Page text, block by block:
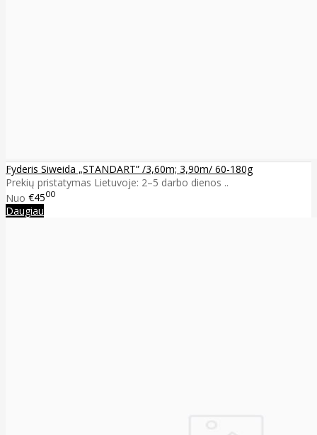
Fyderis Siweida „STANDART” /3,60m; 3,90m/ 60-180g
Prekių pristatymas Lietuvoje: 2–5 darbo dienos ..
Nuo €4500
Daugiau